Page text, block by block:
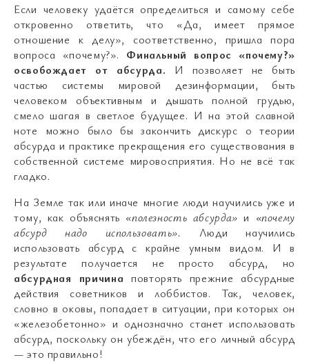
Если человеку удаётся определиться и самому себе
откровенно ответить, что «Да, имеет прямое
отношение к делу», соответственно, пришла пора
вопроса «почему?». Финальный вопрос «почему?»
освобождает от абсурда. И позволяет не быть
частью системы мировой дезинформации, быть
человеком объективным и дышать полной грудью,
смело шагая в светлое будущее. И на этой славной
ноте можно было бы закончить дискурс о теории
абсурда и практике прекращения его существования в
собственной системе мировосприятия. Но не всё так
гладко.
На Земле так или иначе многие люди научились уже и
тому, как объяснять «полезность абсурда»и «почему
абсурд надо использовать». Люди научились
использовать абсурд с крайне умным видом. И в
результате получается не просто абсурд, но
абсурдная причинаповторять прежние абсурдные
действия советников и лоббистов. Так, человек,
словно в оковы, попадает в ситуации, при которых он
«железобетонно» и однозначно станет использовать
абсурд, поскольку он убеждён, что его личный абсурд
— это правильно!